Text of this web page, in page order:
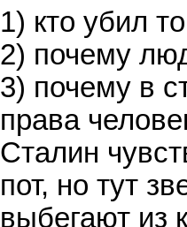
1) кто убил
2) почему
3) почему в
права
Сталин
пот, но тут
выбегают из